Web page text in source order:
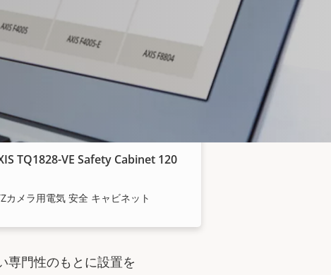
TQ1826-VE Safety Cabinet 120
定ボックス型カメラ用電気 安全 キャビ
TQ1828-VE Safety Cabinet 120
カメラ用電気 安全 キャビネット
専門性のもとに設置を